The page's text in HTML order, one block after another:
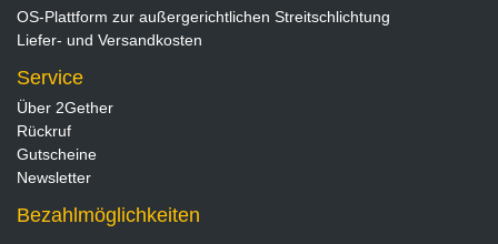
OS-Plattform zur außergerichtlichen Streitschlichtung
Liefer- und Versandkosten
Service
Über 2Gether
Rückruf
Gutscheine
Newsletter
Bezahlmöglichkeiten